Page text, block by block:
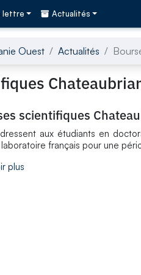
lettre Actualités
Ouest Actualités
scientifiques
aux étudiants en
laboratoire français pour une
plus